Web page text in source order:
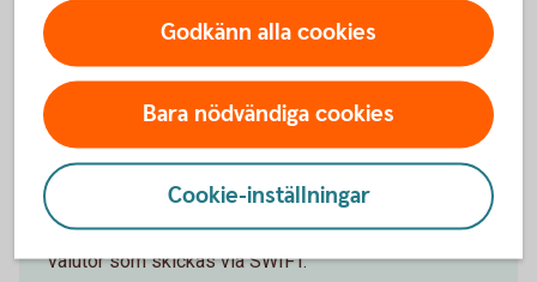
High value payments flyttades till
ISO20022 i mars 2023
High-Value-Payments gick över till ISO20022 som
standard för en stor del av våra internationella
betalningar: EUR med större belopp (high value
payments) och internationella betalningar i andra
valutor som skickas via SWIFT.
Godkänn alla cookies
Bara nödvändiga cookies
Cookie-inställningar